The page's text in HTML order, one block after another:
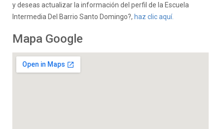
y deseas actualizar la información del perfil de la Escuela
Intermedia Del Barrio Santo Domingo?, haz clic aquí.
Mapa Google